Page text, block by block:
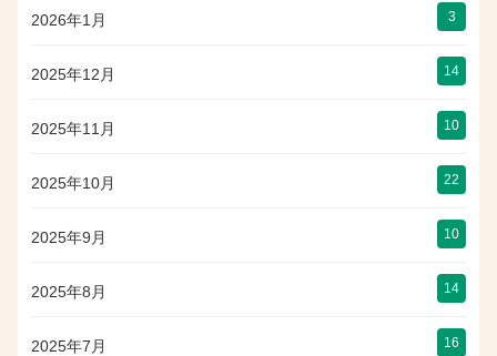
2026年1月 3
2025年12月 14
2025年11月 10
2025年10月 22
2025年9月 10
2025年8月 14
2025年7月 16